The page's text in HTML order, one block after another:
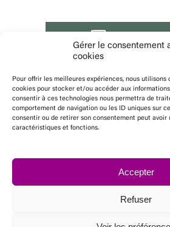
Gérer le consentement
cookies
Pour offrir les meilleures expériences, nous
cookies pour stocker et/ou accéder aux
consentir à ces technologies nous permettra de
comportement de navigation ou les ID uniques sur
consentir ou de retirer son consentement peut avoir
caractéristiques et fonctions.
Accepter
Refuser
© 2026 - Alès en
Tous droits réservés
Politique de Confidentialité